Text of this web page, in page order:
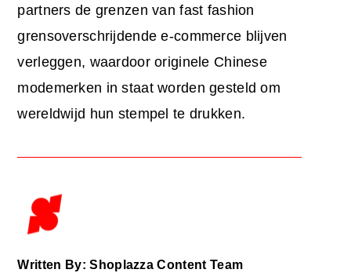
partners de grenzen van fast fashion
grensoverschrijdende e-commerce blijven
verleggen, waardoor originele Chinese
modemerken in staat worden gesteld om
wereldwijd hun stempel te drukken.
Written By: Shoplazza Content Team